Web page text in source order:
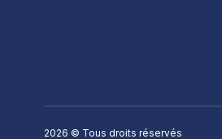
PUBLICATIONS
CPCG - COMITÉ
2026 © Tous droits réservés